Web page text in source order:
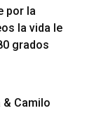
por la
la vida le
grados
Camilo